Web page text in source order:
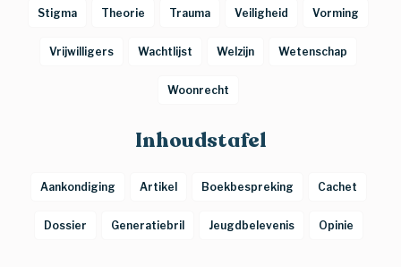
Inhoudstafel
Aankondiging Artikel Boekbespreking Cachet
Dossier Generatiebril Jeugdbelevenis Opinie
Stigma Theorie Trauma Veiligheid Vorming
Vrijwilligers Wachtlijst Welzijn Wetenschap
Woonrecht